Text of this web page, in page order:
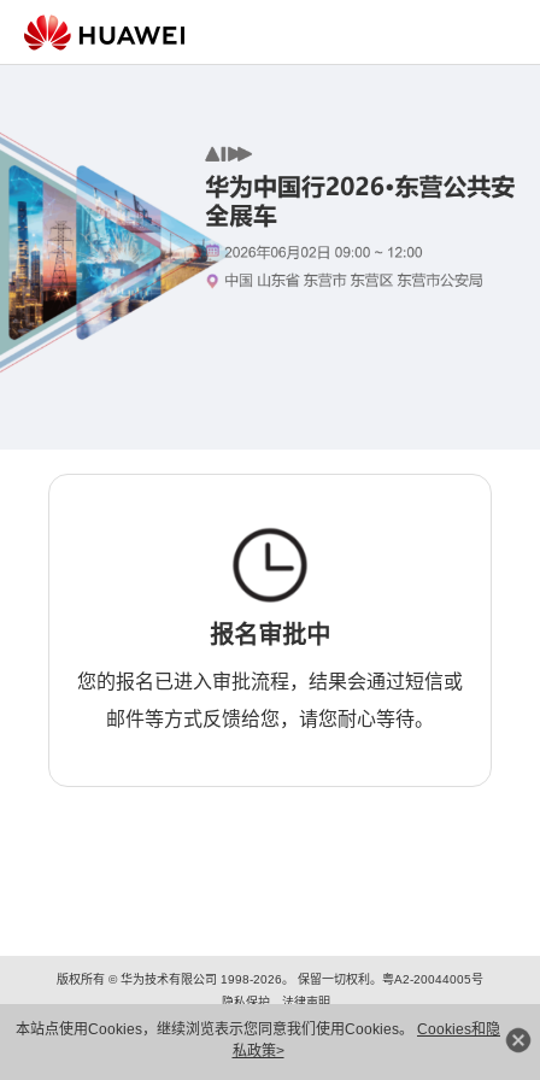
本站点使用Cookies，继续浏览表示您同意我们使用Cookies。 Cookies和隐
私政策>
报名审批中
您的报名已进入审批流程，结果会通过短信或
邮件等方式反馈给您，请您耐心等待。
版权所有 © 华为技术有限公司 1998-2026。 保留一切权利。粤A2-20044005号
隐私保护
法律声明